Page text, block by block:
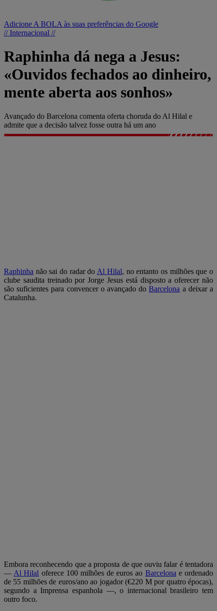
Adicione A BOLA às suas preferências do Google
// Internacional //
Raphinha dá nega a Jesus:
«Ouvidos fechados ao dinheiro,
mente aberta aos sonhos»
Avançado do Barcelona comenta oferta choruda do Al Hilal e
admite que a decisão talvez fosse outra há um ano
Raphinha não sai do radar do Al Hilal, no entanto os milhões que o
clube saudita treinado por Jorge Jesus está disposto a oferecer não
são suficientes para convencer o avançado doBarcelona a deixar a
Catalunha.
Embora reconhecendo que a proposta de que ouviu falar é tentadora
— Al Hilal oferece 100 milhões de euros ao Barcelona e ordenado
de 55 milhões de euros/ano ao jogador (€220 M por quatro épocas),
segundo a Imprensa espanhola —, o internacional brasileiro tem
outro foco.